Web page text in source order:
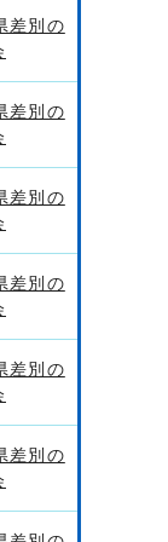
差別の
差別の
差別の
差別の
差別の
差別の